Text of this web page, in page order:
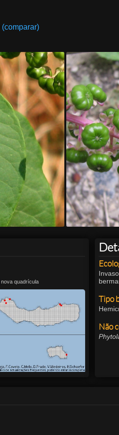
(comparar)
nova quadrícula
Tipo
Não